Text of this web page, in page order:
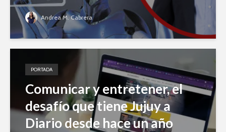
Andrea M. Cabrera
PORTADA
Comunicar y entretener, el
desafío que tiene Jujuy a
Diario desde hace un año